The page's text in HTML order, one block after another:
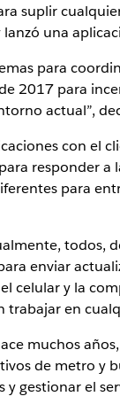
suplir
una
para
2017 para
actual”,
con el
responder
para
todos,
enviar
celular y la
en
muchos
de metro y
gestionar el